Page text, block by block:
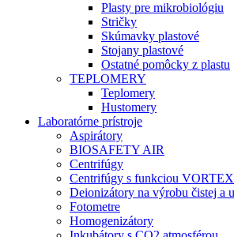
Plasty pre mikrobiológiu
Stričky
Skúmavky plastové
Stojany plastové
Ostatné pomôcky z plastu
TEPLOMERY
Teplomery
Hustomery
Laboratórne prístroje
Aspirátory
BIOSAFETY AIR
Centrifúgy
Centrifúgy s funkciou VORTEX
Deionizátory na výrobu čistej a
Fotometre
Homogenizátory